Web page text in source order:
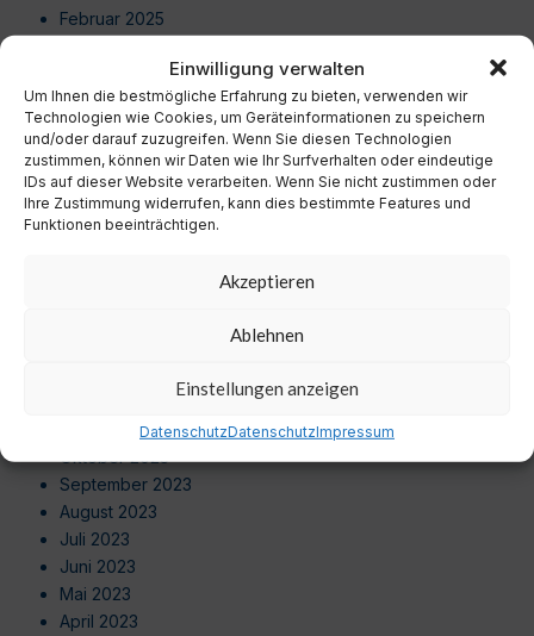
Einwilligung verwalten
Um Ihnen die bestmögliche Erfahrung zu bieten, verwenden wir
Technologien wie Cookies, um Geräteinformationen zu speichern
und/oder darauf zuzugreifen. Wenn Sie diesen Technologien
zustimmen, können wir Daten wie Ihr Surfverhalten oder eindeutige
IDs auf dieser Website verarbeiten. Wenn Sie nicht zustimmen oder
Ihre Zustimmung widerrufen, kann dies bestimmte Features und
Funktionen beeinträchtigen.
Akzeptieren
Ablehnen
Einstellungen anzeigen
DatenschutzDatenschutzImpressum
Februar 2025
Dezember 2024
November 2024
Oktober 2024
September 2024
August 2024
Juli 2024
Dezember 2023
November 2023
Oktober 2023
September 2023
August 2023
Juli 2023
Juni 2023
Mai 2023
April 2023